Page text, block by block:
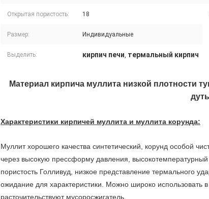
Открытая пористость: 18
Размер: Индивидуальные
Выделить: кирпич печи, термальный кирпич
Материал кирпича муллита низкой плотности
Характеристики кирпичей муллита и муллита корунда:
Муллит хорошего качества синтетический, корунд особой
через высокую прессформу давления,
пористость Голливуд, низкое представление термального
ожидание для характеристики. Можно широко использовать
расточительствуют мусоросжигатель.